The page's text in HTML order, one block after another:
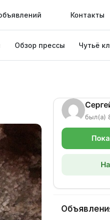
Контакты
Обзор прессы Чутьё
был(а)